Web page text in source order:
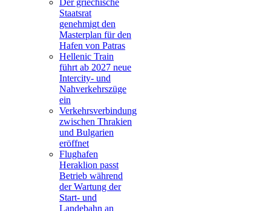
Der griechische
Staatsrat
genehmigt den
Masterplan für den
Hafen von Patras
Hellenic Train
führt ab 2027 neue
Intercity- und
Nahverkehrszüge
ein
Verkehrsverbindung
zwischen Thrakien
und Bulgarien
eröffnet
Flughafen
Heraklion passt
Betrieb während
der Wartung der
Start- und
Landebahn an